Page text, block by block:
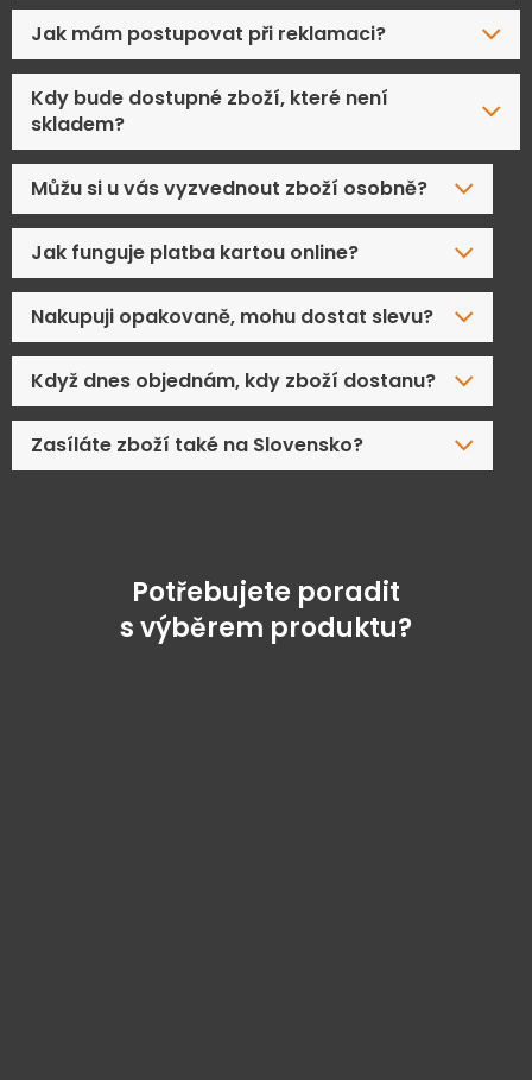
Jak mám postupovat při reklamaci?
Kdy bude dostupné zboží, které není
skladem?
Můžu si u vás vyzvednout zboží osobně?
Jak funguje platba kartou online?
Nakupuji opakovaně, mohu dostat slevu?
Když dnes objednám, kdy zboží dostanu?
Zasíláte zboží také na Slovensko?
Potřebujete poradit
s výběrem produktu?